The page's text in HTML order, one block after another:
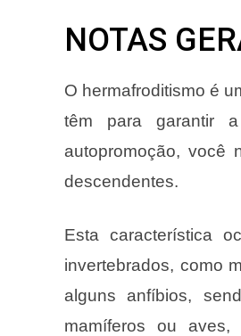
NOTAS
O hermafroditismo é
têm para garantir
autopromoção, você
descendentes.
Esta característica
invertebrados, como
alguns anfíbios,
mamíferos ou